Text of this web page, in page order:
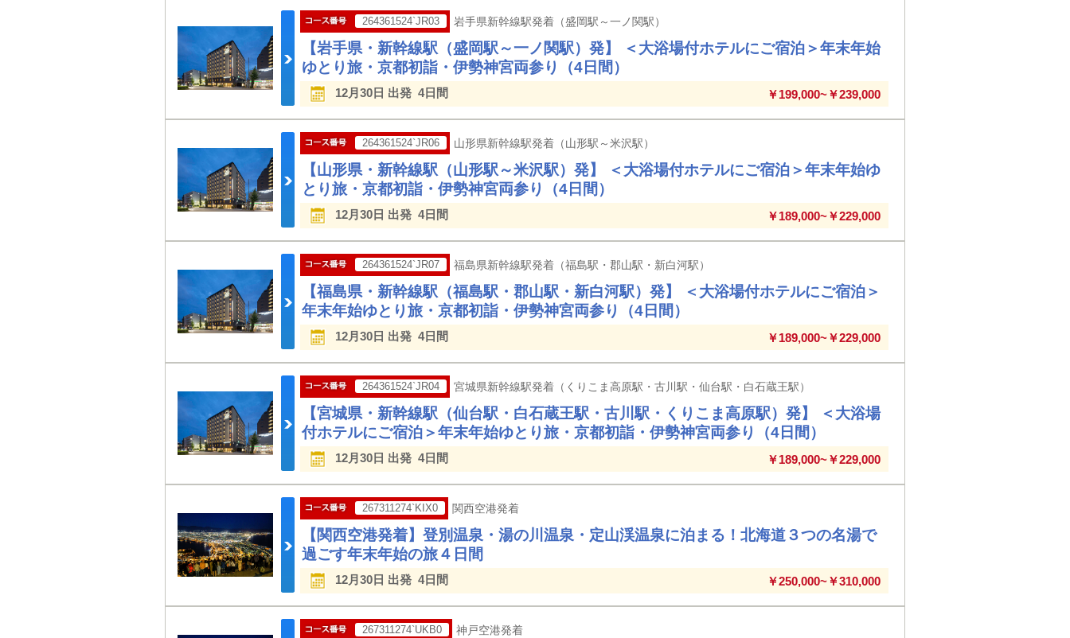
264361524`JR03 岩手県新幹線駅発着（盛岡駅～一ノ関駅）
【岩手県・新幹線駅（盛岡駅～一ノ関駅）発】 ＜大浴場付ホテルにご宿泊＞年末年始
ゆとり旅・京都初詣・伊勢神宮両参り（4日間）
12月30日 出発 4日間 ￥199,000~￥239,000
264361524`JR06 山形県新幹線駅発着（山形駅～米沢駅）
【山形県・新幹線駅（山形駅～米沢駅）発】 ＜大浴場付ホテルにご宿泊＞年末年始ゆ
とり旅・京都初詣・伊勢神宮両参り（4日間）
12月30日 出発 4日間 ￥189,000~￥229,000
264361524`JR07 福島県新幹線駅発着（福島駅・郡山駅・新白河駅）
【福島県・新幹線駅（福島駅・郡山駅・新白河駅）発】 ＜大浴場付ホテルにご宿泊＞
年末年始ゆとり旅・京都初詣・伊勢神宮両参り（4日間）
12月30日 出発 4日間 ￥189,000~￥229,000
264361524`JR04 宮城県新幹線駅発着（くりこま高原駅・古川駅・仙台駅・白石蔵王駅）
【宮城県・新幹線駅（仙台駅・白石蔵王駅・古川駅・くりこま高原駅）発】 ＜大浴場
付ホテルにご宿泊＞年末年始ゆとり旅・京都初詣・伊勢神宮両参り（4日間）
12月30日 出発 4日間 ￥189,000~￥229,000
267311274`KIX0 関西空港発着
【関西空港発着】登別温泉・湯の川温泉・定山渓温泉に泊まる！北海道３つの名湯で
過ごす年末年始の旅４日間
12月30日 出発 4日間 ￥250,000~￥310,000
267311274`UKB0 神戸空港発着